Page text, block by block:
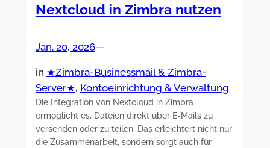
Nextcloud in Zimbra nutzen
Jan. 20, 2026—
in ★Zimbra-Businessmail & Zimbra-
Server★, Kontoeinrichtung & Verwaltung
Die Integration von Nextcloud in Zimbra
ermöglicht es, Dateien direkt über E-Mails zu
versenden oder zu teilen. Das erleichtert nicht nur
die Zusammenarbeit, sondern sorgt auch für